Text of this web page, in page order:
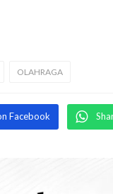
OLAHRAGA
Facebook